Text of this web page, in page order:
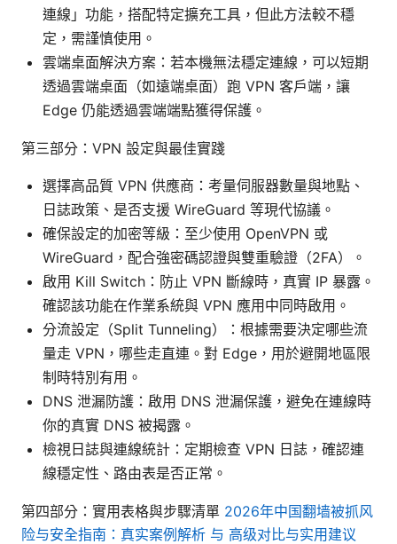
連線」功能，搭配特定擴充工具，但此方法較不穩
定，需謹慎使用。
雲端桌面解決方案：若本機無法穩定連線，可以短期
透過雲端桌面（如遠端桌面）跑 VPN 客戶端，讓
Edge 仍能透過雲端端點獲得保護。
第三部分：VPN 設定與最佳實踐
選擇高品質 VPN 供應商：考量伺服器數量與地點、
日誌政策、是否支援 WireGuard 等現代協議。
確保設定的加密等級：至少使用 OpenVPN 或
WireGuard，配合強密碼認證與雙重驗證（2FA）。
啟用 Kill Switch：防止 VPN 斷線時，真實 IP 暴露。
確認該功能在作業系統與 VPN 應用中同時啟用。
分流設定（Split Tunneling）：根據需要決定哪些流
量走 VPN，哪些走直連。對 Edge，用於避開地區限
制時特別有用。
DNS 泄漏防護：啟用 DNS 泄漏保護，避免在連線時
你的真實 DNS 被揭露。
檢視日誌與連線統計：定期檢查 VPN 日誌，確認連
線穩定性、路由表是否正常。
第四部分：實用表格與步驟清單 2026年中国翻墙被抓风
险与安全指南：真实案例解析 与 高级对比与实用建议